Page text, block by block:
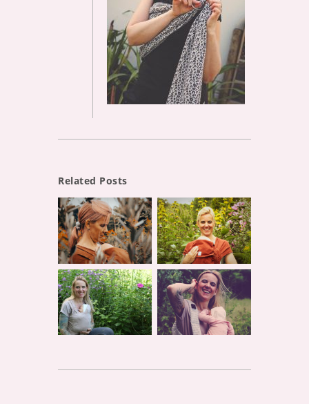
Related Posts